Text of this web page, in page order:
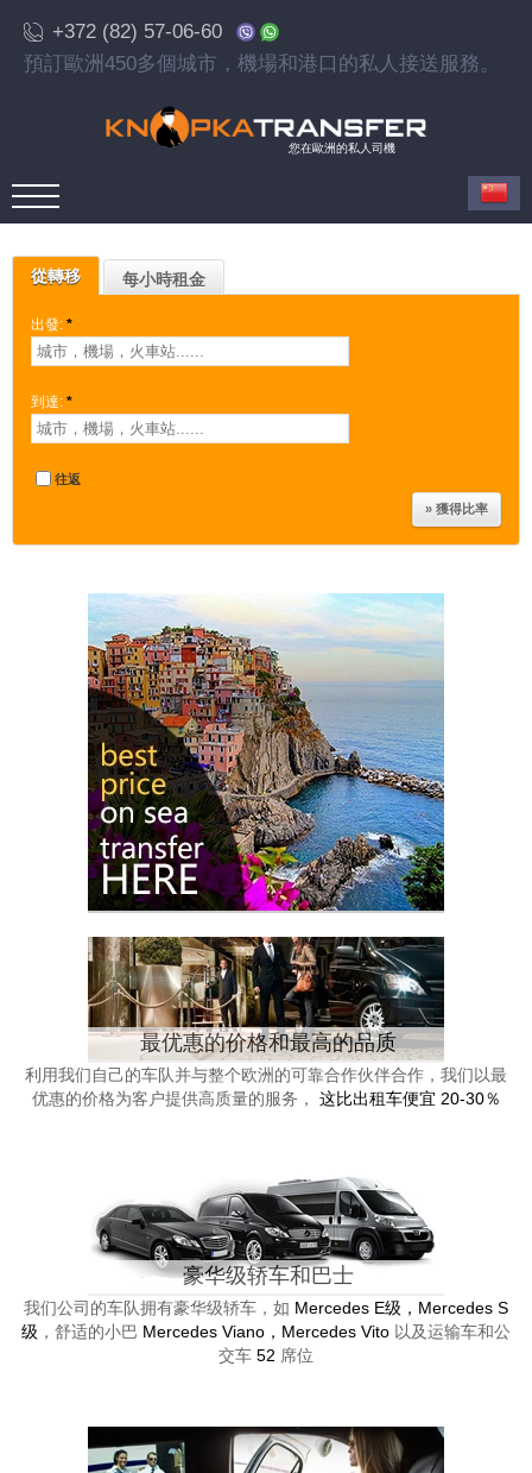
+372 (82) 57-06-60
預訂歐洲450多個城市，機場和港口的私人接送服務。
您在歐洲的私人司機
從轉移 每小時租金
出發: *
到達: *
往返
最优惠的价格和最高的品质
利用我们自己的车队并与整个欧洲的可靠合作伙伴合作，我们以最
优惠的价格为客户提供高质量的服务， 这比出租车便宜 20-30％
豪华级轿车和巴士
我们公司的车队拥有豪华级轿车，如 Mercedes E级，Mercedes S
级 ，舒适的小巴 Mercedes Viano，Mercedes Vito 以及运输车和公
交车 52 席位